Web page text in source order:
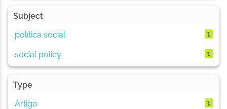
Subject
política social
1
social policy 1
Type
Artigo
1